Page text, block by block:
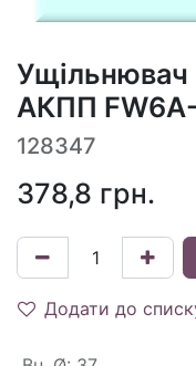
Ущільнювач
АКПП
128347
378,8 грн.
Додати до